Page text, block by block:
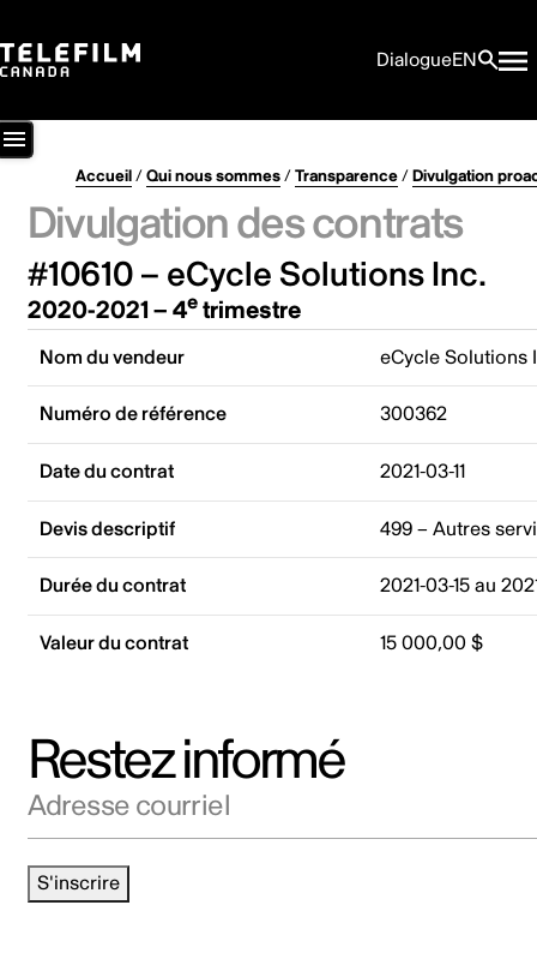
DialogueEN
Accueil/Qui nous sommes/Transparence/Divulgation
Divulgation des contrats
#10610 – eCycle Solutions Inc.
2020-2021 – 4etrimestre
Nom du vendeur eCycle Solutions
Numéro de référence 300362
Date du contrat 2021-03-11
Devis descriptif 499 – Autres
Durée du contrat 2021-03-15 au
Valeur du contrat 15 000,00 $
Restez informé
S'inscrire